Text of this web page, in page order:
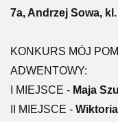
7a, Andrzej Sowa,
KONKURS MÓJ
ADWENTOWY:
I MIEJSCE - Maja
II MIEJSCE -